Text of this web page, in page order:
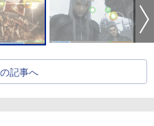
記事へ